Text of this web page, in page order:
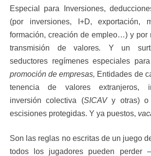
Especial para Inversiones,
(por inversiones, I+D, exportación,
formación, creación de empleo…) y por
transmisión de valores. Y un
seductores regímenes especiales
promoción de empresas, Entidades de
tenencia de valores extranjeros,
inversión colectiva (SICAVy otras) o
escisiones protegidas. Y ya puestos,
Son las reglas no escritas de un juego
todos los jugadores pueden perder